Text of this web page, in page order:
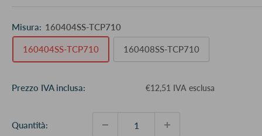
Misura: 160404SS-TCP710
160404SS-TCP710 160408SS-TCP710
Prezzo IVA inclusa: €12,51 IVA esclusa
Quantità: